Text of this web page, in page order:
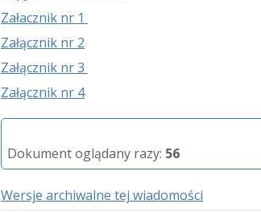
Załacznik nr 1
Załącznik nr 2
Załącznik nr 3
Załącznik nr 4
Dokument oglądany razy: 56
Wersje archiwalne tej wiadomości